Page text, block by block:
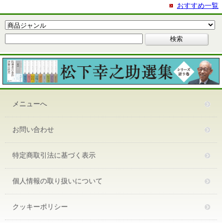
おすすめ一覧
メニューへ
お問い合わせ
特定商取引法に基づく表示
個人情報の取り扱いについて
クッキーポリシー